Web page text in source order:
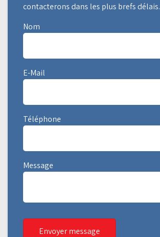
contacterons dans les plus brefs délais.
Nom
E-Mail
Téléphone
Message
Envoyer message